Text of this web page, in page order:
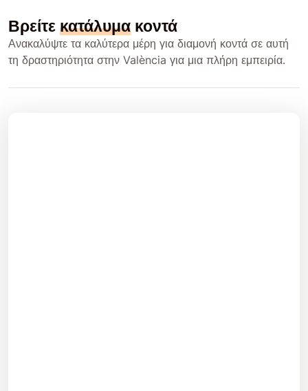
Βρείτε κατάλυμα κοντά
Ανακαλύψτε τα καλύτερα μέρη για διαμονή κοντά σε αυτή
τη δραστηριότητα στην València για μια πλήρη εμπειρία.